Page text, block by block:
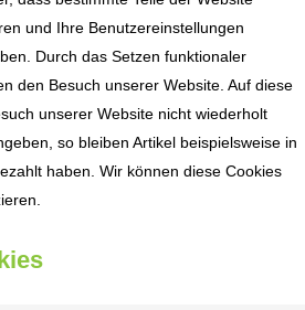
und Ihre Benutzereinstellungen
Durch das Setzen funktionaler
den Besuch unserer Website. Auf diese
unserer Website nicht wiederholt
so bleiben Artikel beispielsweise in
haben. Wir können diese Cookies